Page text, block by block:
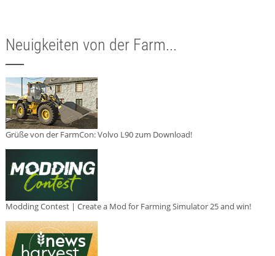
Neuigkeiten von der Farm...
Grüße von der FarmCon: Volvo L90 zum Download!
Modding Contest | Create a Mod for Farming Simulator 25 and win!